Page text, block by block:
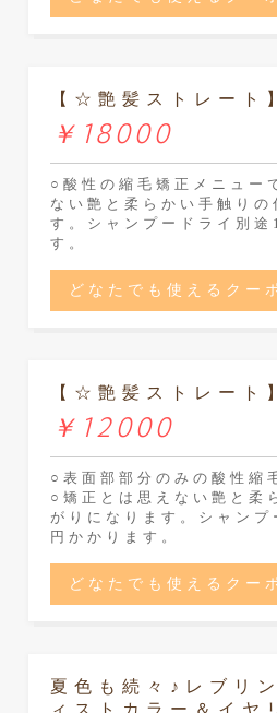
【☆艶髪ストレート
￥18000
○酸性の縮毛矯正メニュー
ない艶と柔らかい手触りの
す。シャンプードライ別
す。
どなたでも使えるクー
【☆艶髪ストレート
￥12000
○表面部部分のみの酸性縮
○矯正とは思えない艶と柔
がりになります。シャン
円かかります。
どなたでも使えるクー
夏色も続々♪レブリ
ィストカラー＆イヤ